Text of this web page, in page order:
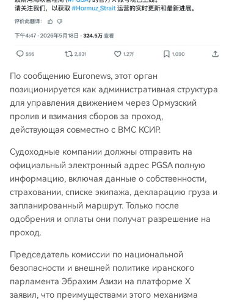
По сообщению Euronews, этот орган
позиционируется как административная структура
для управления движением через Ормузский
пролив и взимания сборов за проход,
действующая совместно с ВМС КСИР.
Судоходные компании должны отправить на
официальный электронный адрес PGSA полную
информацию, включая данные о собственности,
страховании, списке экипажа, декларацию груза и
запланированный маршрут. Только после
одобрения и оплаты они получат разрешение на
проход.
Председатель комиссии по национальной
безопасности и внешней политике иранского
парламента Эбрахим Азизи на платформе X
заявил, что преимуществами этого механизма